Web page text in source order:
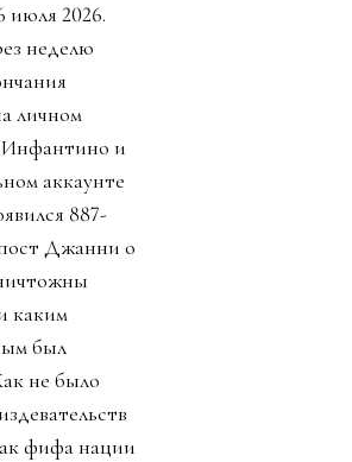
июля 2026.
неделю
личном
Инфантино и
аккаунте
887-
Джанни о
каким
был
не было
фифа нации